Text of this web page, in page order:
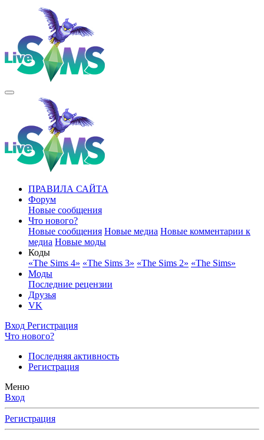
ПРАВИЛА САЙТА
Форум
Новые сообщения
Что нового?
Новые сообщения Новые медиа Новые комментарии к
медиа Новые моды
Коды
«The Sims 4» «The Sims 3» «The Sims 2» «The Sims»
Моды
Последние рецензии
Друзья
VK
Вход Регистрация
Что нового?
Последняя активность
Регистрация
Меню
Вход
Регистрация